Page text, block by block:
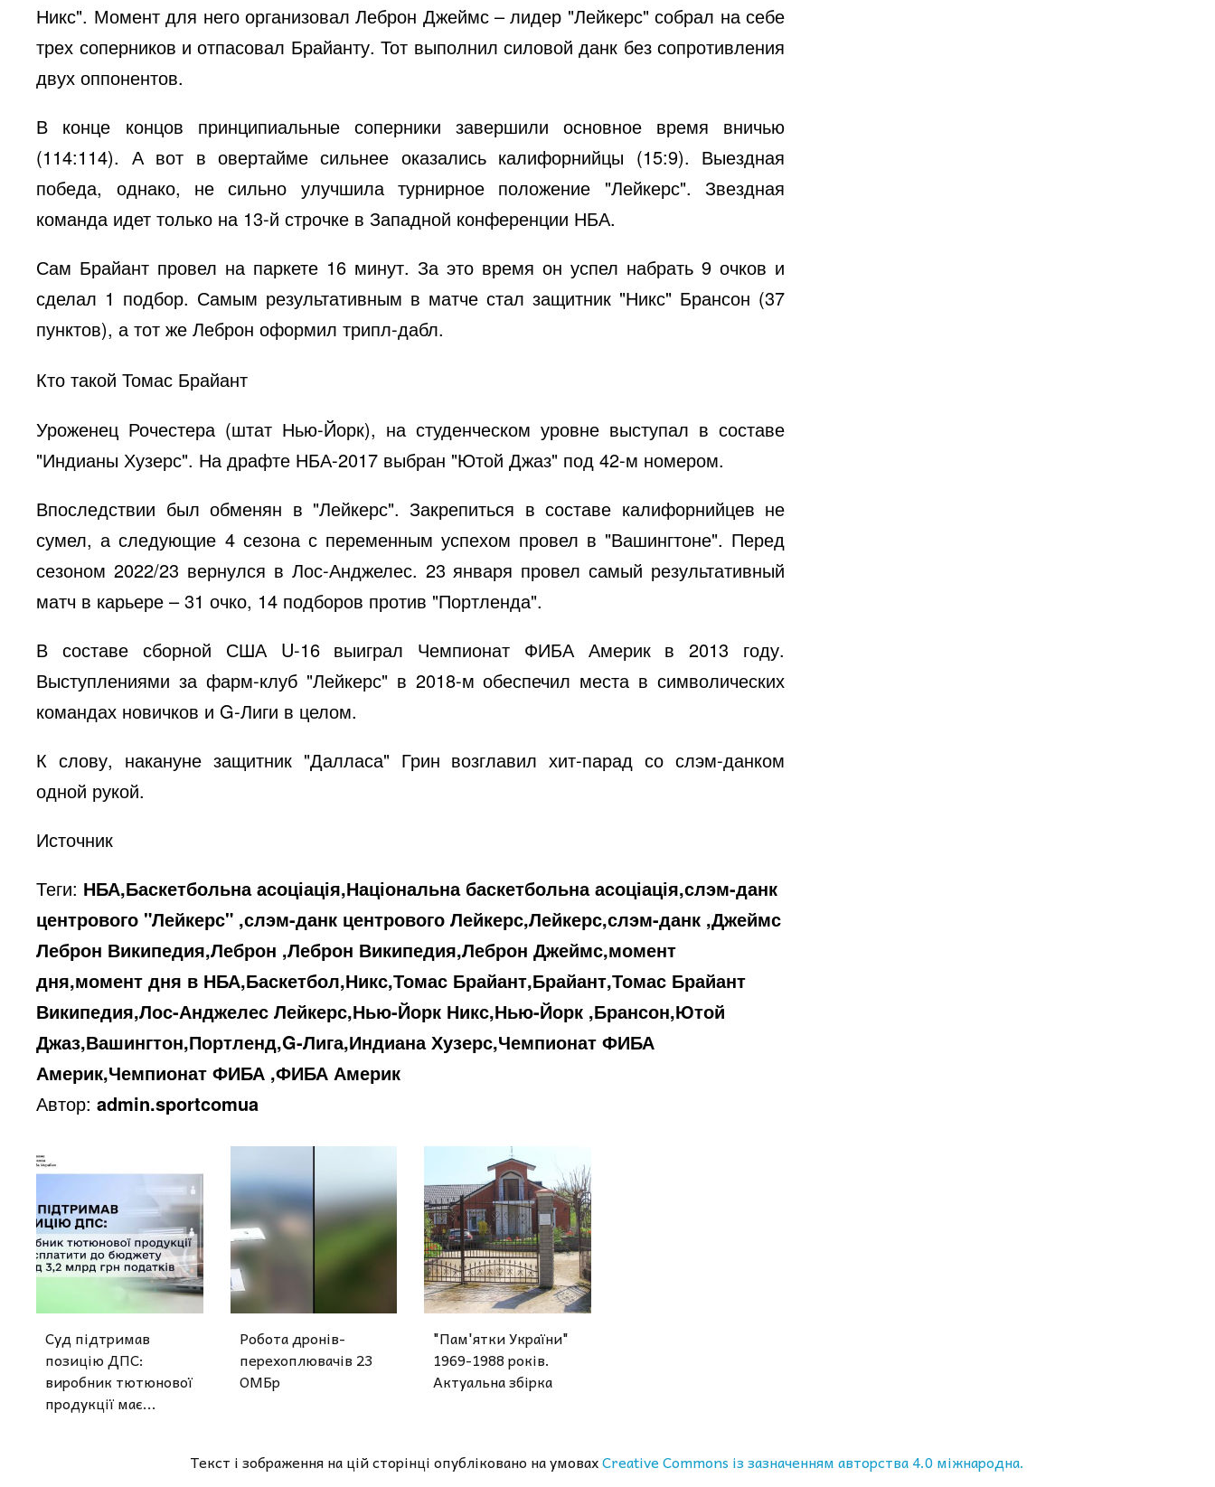
Никс". Момент для него организовал Леброн Джеймс – лидер "Лейкерс" собрал на себе
трех соперников и отпасовал Брайанту. Тот выполнил силовой данк без сопротивления
двух оппонентов.
В конце концов принципиальные соперники завершили основное время вничью
(114:114). А вот в овертайме сильнее оказались калифорнийцы (15:9). Выездная
победа, однако, не сильно улучшила турнирное положение "Лейкерс". Звездная
команда идет только на 13-й строчке в Западной конференции НБА.
Сам Брайант провел на паркете 16 минут. За это время он успел набрать 9 очков и
сделал 1 подбор. Самым результативным в матче стал защитник "Никс" Брансон (37
пунктов), а тот же Леброн оформил трипл-дабл.
Кто такой Томас Брайант
Уроженец Рочестера (штат Нью-Йорк), на студенческом уровне выступал в составе
"Индианы Хузерс". На драфте НБА-2017 выбран "Ютой Джаз" под 42-м номером.
Впоследствии был обменян в "Лейкерс". Закрепиться в составе калифорнийцев не
сумел, а следующие 4 сезона с переменным успехом провел в "Вашингтоне". Перед
сезоном 2022/23 вернулся в Лос-Анджелес. 23 января провел самый результативный
матч в карьере – 31 очко, 14 подборов против "Портленда".
В составе сборной США U-16 выиграл Чемпионат ФИБА Америк в 2013 году.
Выступлениями за фарм-клуб "Лейкерс" в 2018-м обеспечил места в символических
командах новичков и G-Лиги в целом.
К слову, накануне защитник "Далласа" Грин возглавил хит-парад со слэм-данком
одной рукой.
Источник
Теги: НБА,Баскетбольна асоціація,Національна баскетбольна асоціація,слэм-данк
центрового "Лейкерс" ,слэм-данк центрового Лейкерс,Лейкерс,слэм-данк ,Джеймс
Леброн Википедия,Леброн ,Леброн Википедия,Леброн Джеймс,момент
дня,момент дня в НБА,Баскетбол,Никс,Томас Брайант,Брайант,Томас Брайант
Википедия,Лос-Анджелес Лейкерс,Нью-Йорк Никс,Нью-Йорк ,Брансон,Ютой
Джаз,Вашингтон,Портленд,G-Лига,Индиана Хузерс,Чемпионат ФИБА
Америк,Чемпионат ФИБА ,ФИБА Америк
Автор:admin.sportcomua
Суд підтримав
позицію ДПС:
виробник тютюнової
продукції має...
Робота дронів-
перехоплювачів 23
ОМБр
"Пам'ятки України"
1969-1988 років.
Актуальна збірка
Текст і зображення на цій сторінці опубліковано на умовахCreative Commons із зазначенням авторства 4.0 міжнародна.